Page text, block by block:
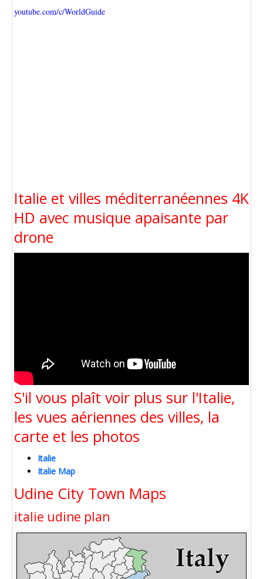
youtube.com/c/WorldGuide
Italie et villes méditerranéennes 4K
HD avec musique apaisante par
drone
S'il vous plaît voir plus sur l'Italie,
les vues aériennes des villes, la
carte et les photos
Italie
Italie Map
Udine City Town Maps
italie udine plan